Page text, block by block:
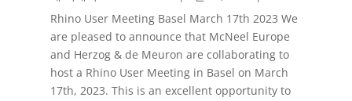
Rhino User Meeting Basel March 17th 2023 We
are pleased to announce that McNeel Europe
and Herzog & de Meuron are collaborating to
host a Rhino User Meeting in Basel on March
17th, 2023. This is an excellent opportunity to